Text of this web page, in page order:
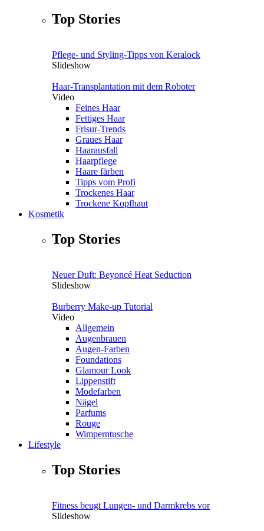
Top Stories
Pflege- und Styling-Tipps von Keralock
Slideshow
Haar-Transplantation mit dem Roboter
Video
Feines Haar
Fettiges Haar
Frisur-Trends
Graues Haar
Haarausfall
Haarpflege
Haare färben
Tipps vom Profi
Trockenes Haar
Trockene Kopfhaut
Kosmetik
Top Stories
Neuer Duft: Beyoncé Heat Seduction
Slideshow
Burberry Make-up Tutorial
Video
Allgemein
Augenbrauen
Augen-Farben
Foundations
Glamour Look
Lippenstift
Modefarben
Nägel
Parfums
Rouge
Wimperntusche
Lifestyle
Top Stories
Fitness beugt Lungen- und Darmkrebs vor
Slideshow